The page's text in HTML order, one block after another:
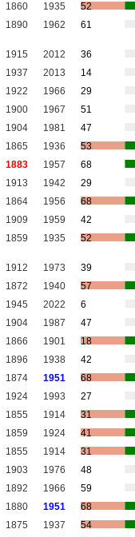
1860 1935
52
1890 1962 61
1915 2012
36
1937 2013
14
1922 1966
29
1900 1967
51
1904 1981
47
1865 1936
53
1883 1957
68
1913 1942
29
1864 1956
68
1909 1959
42
1859 1935 52
1912 1973
39
1872 1940
57
1945 2022
6
1904 1987
47
1866 1901
18
1896 1938
42
1874 1951
68
1924 1993
27
1855 1914
31
1859 1924
41
1855 1914
31
1903 1976
48
1892 1966
59
1880 1951
68
1875 1937
54